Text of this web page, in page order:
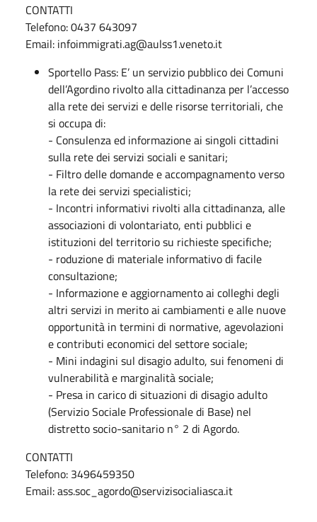
CONTATTI
Telefono: 0437 643097
Email: infoimmigrati.ag@aulss1.veneto.it
Sportello Pass: E’ un servizio pubblico dei Comuni
dell’Agordino rivolto alla cittadinanza per l’accesso
alla rete dei servizi e delle risorse territoriali, che
si occupa di:
- Consulenza ed informazione ai singoli cittadini
sulla rete dei servizi sociali e sanitari;
- Filtro delle domande e accompagnamento verso
la rete dei servizi specialistici;
- Incontri informativi rivolti alla cittadinanza, alle
associazioni di volontariato, enti pubblici e
istituzioni del territorio su richieste specifiche;
- roduzione di materiale informativo di facile
consultazione;
- Informazione e aggiornamento ai colleghi degli
altri servizi in merito ai cambiamenti e alle nuove
opportunità in termini di normative, agevolazioni
e contributi economici del settore sociale;
- Mini indagini sul disagio adulto, sui fenomeni di
vulnerabilità e marginalità sociale;
- Presa in carico di situazioni di disagio adulto
(Servizio Sociale Professionale di Base) nel
distretto socio-sanitario n° 2 di Agordo.
CONTATTI
Telefono: 3496459350
Email: ass.soc_agordo@servizisocialiasca.it